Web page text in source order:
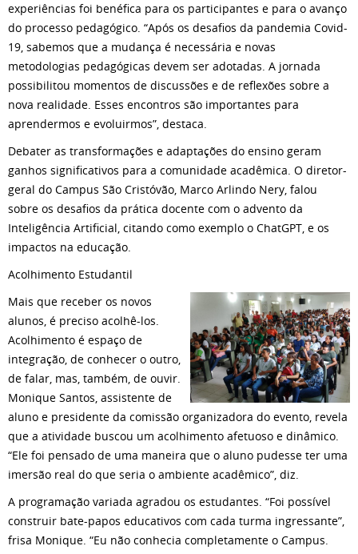
experiências foi benéfica para os participantes e para o avanço
do processo pedagógico. “Após os desafios da pandemia Covid-
19, sabemos que a mudança é necessária e novas
metodologias pedagógicas devem ser adotadas. A jornada
possibilitou momentos de discussões e de reflexões sobre a
nova realidade. Esses encontros são importantes para
aprendermos e evoluirmos”, destaca.
Debater as transformações e adaptações do ensino geram
ganhos significativos para a comunidade acadêmica. O diretor-
geral do Campus São Cristóvão, Marco Arlindo Nery, falou
sobre os desafios da prática docente com o advento da
Inteligência Artificial, citando como exemplo o ChatGPT, e os
impactos na educação.
Acolhimento Estudantil
Mais que receber os novos
alunos, é preciso acolhê-los.
Acolhimento é espaço de
integração, de conhecer o outro,
de falar, mas, também, de ouvir.
Monique Santos, assistente de
aluno e presidente da comissão organizadora do evento, revela
que a atividade buscou um acolhimento afetuoso e dinâmico.
“Ele foi pensado de uma maneira que o aluno pudesse ter uma
imersão real do que seria o ambiente acadêmico”, diz.
A programação variada agradou os estudantes. “Foi possível
construir bate-papos educativos com cada turma ingressante”,
frisa Monique. “Eu não conhecia completamente o Campus.